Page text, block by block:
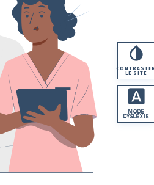
LE SITE
MODE
DYSLEXIE